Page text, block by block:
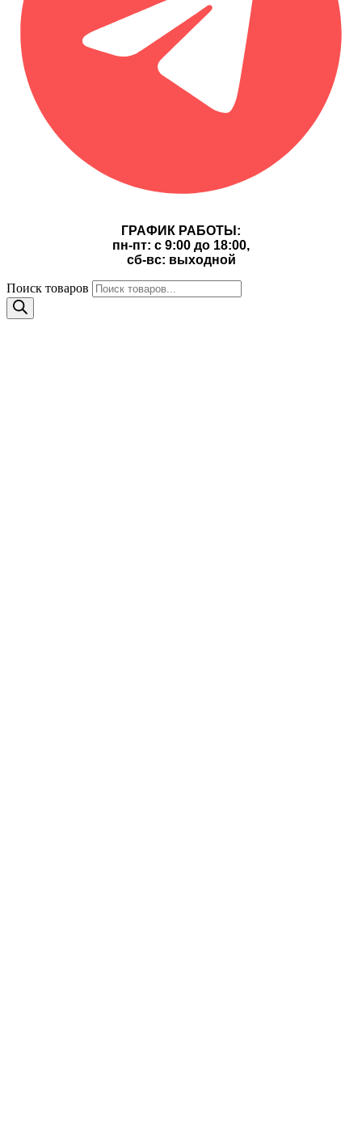
ГРАФИК РАБОТЫ:
пн-пт: с 9:00 до 18:00,
сб-вс: выходной
Поиск товаров